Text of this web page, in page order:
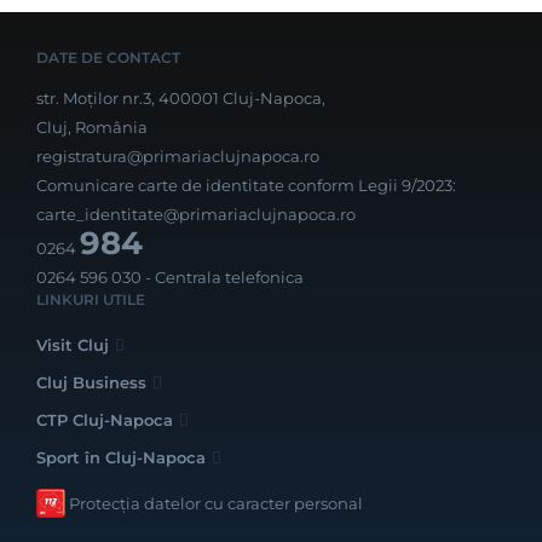
DATE DE CONTACT
str. Moților nr.3, 400001 Cluj-Napoca,
Cluj, România
registratura@primariaclujnapoca.ro
Comunicare carte de identitate conform Legii 9/2023:
carte_identitate@primariaclujnapoca.ro
0264984
0264 596 030 - Centrala telefonica
LINKURI UTILE
Visit Cluj
Cluj Business
CTP Cluj-Napoca
Sport în Cluj-Napoca
Protecția datelor cu caracter personal